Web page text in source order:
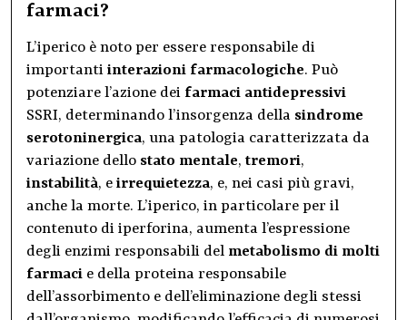
farmaci?
L’iperico è noto per essere responsabile di
importanti interazioni farmacologiche. Può
potenziare l’azione dei farmaci antidepressivi
SSRI, determinando l’insorgenza della sindrome
serotoninergica, una patologia caratterizzata da
variazione dello stato mentale, tremori,
instabilità, e irrequietezza, e, nei casi più gravi,
anche la morte. L’iperico, in particolare per il
contenuto di iperforina, aumenta l’espressione
degli enzimi responsabili del metabolismo di molti
farmaci e della proteina responsabile
dell’assorbimento e dell’eliminazione degli stessi